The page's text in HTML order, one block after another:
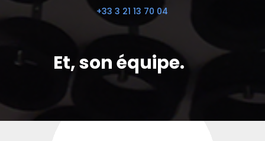
+33 3 21 13 70 04
Et, son équipe.